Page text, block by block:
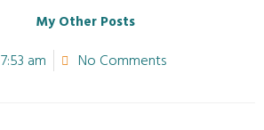
My Other Posts
7:53 am No Comments